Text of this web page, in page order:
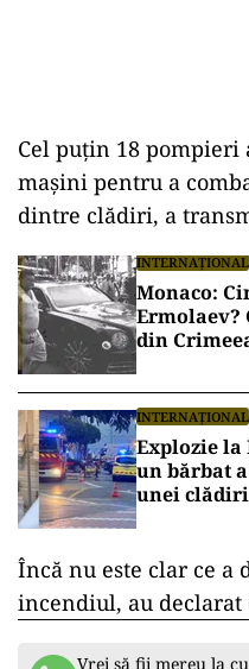
Cel puţin 18 pompieri
maşini pentru a
dintre clădiri, a
INTERNAȚIONAL
Monaco:
din
INTERNAȚIONAL
Explozie la
un bărbat
unei clădiri
Încă nu este clar ce a
incendiul, au
Vrei să fii mereu la